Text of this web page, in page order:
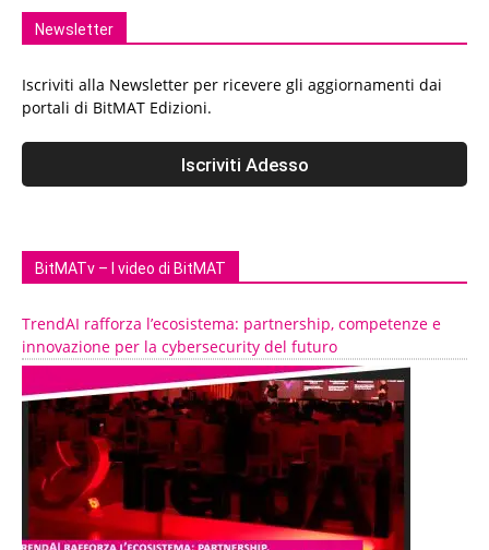
Newsletter
Iscriviti alla Newsletter per ricevere gli aggiornamenti dai
portali di BitMAT Edizioni.
BitMATv – I video di BitMAT
TrendAI rafforza l’ecosistema: partnership, competenze e
innovazione per la cybersecurity del futuro